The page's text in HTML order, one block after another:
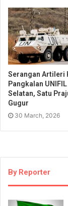
Serangan Artileri
Pangkalan
Selatan, Satu
Gugur
30 March, 2026
By Reporter